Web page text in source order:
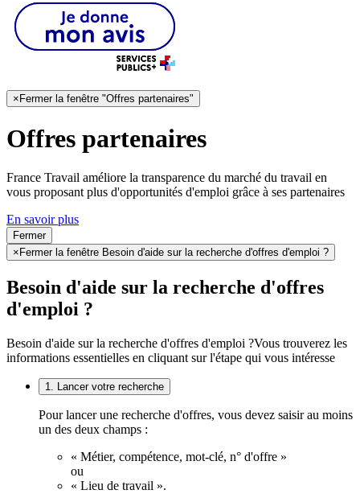
×Fermer la fenêtre "Offres partenaires"
Offres partenaires
France Travail améliore la transparence du marché du travail en
vous proposant plus d'opportunités d'emploi grâce à ses partenaires
En savoir plus
Fermer
× Fermer la fenêtre Besoin d'aide sur la recherche d'offres d'emploi ?
Besoin d'aide sur la recherche d'offres
d'emploi ?
Besoin d'aide sur la recherche d'offres d'emploi ?Vous trouverez les
informations essentielles en cliquant sur l'étape qui vous intéresse
1. Lancer votre recherche
Pour lancer une recherche d'offres, vous devez saisir au moins
un des deux champs :
« Métier, compétence, mot-clé, n° d'offre »
ou
« Lieu de travail ».